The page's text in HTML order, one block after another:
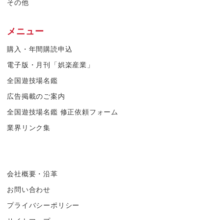
その他
メニュー
購入・年間購読申込
電子版・月刊「娯楽産業」
全国遊技場名鑑
広告掲載のご案内
全国遊技場名鑑 修正依頼フォーム
業界リンク集
会社概要・沿革
お問い合わせ
プライバシーポリシー